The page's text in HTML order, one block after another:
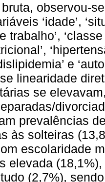
observou-
‘idade’,
trabalho’,
e
linearidade
se
prevalências
às solteiras
escolaridade
elevada
(2,7%),